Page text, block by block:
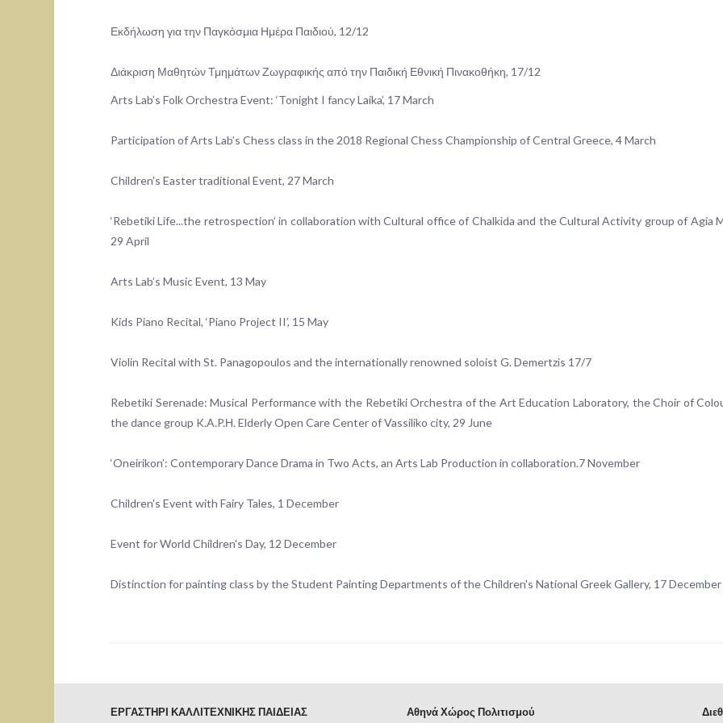
Εκδήλωση για την Παγκόσμια Ημέρα Παιδιού, 12/12
Διάκριση Μαθητών Τμημάτων Ζωγραφικής από την Παιδική Εθνική Πινακοθήκη, 17/12
Arts Lab’s Folk Orchestra Event: ‘Tonight I fancy Laika’, 17 March
Participation of Arts Lab’s Chess class in the 2018 Regional Chess Championship of Central Greece, 4 March
Children's Easter traditional Event, 27 March
‘Rebetiki Life...the retrospection’ in collaboration with Cultural office of Chalkida and the Cultural Activity group of Agia
29 April
Arts Lab’s Music Event, 13 May
Kids Piano Recital, ‘Piano Project II’, 15 May
Violin Recital with St. Panagopoulos and the internationally renowned soloist G. Demertzis 17/7
Rebetiki Serenade: Musical Performance with the Rebetiki Orchestra of the Art Education Laboratory, the Choir of
the dance group K.A.P.Η. Elderly Open Care Center of Vassiliko city, 29 June
‘Oneirikon’: Contemporary Dance Drama in Two Acts, an Arts Lab Production in collaboration.7 November
Children's Event with Fairy Tales, 1 December
Event for World Children's Day, 12 December
Distinction for painting class by the Student Painting Departments of the Children's National Greek Gallery, 17 December
ΕΡΓΑΣΤΗΡΙ ΚΑΛΛΙΤΕΧΝΙΚΗΣ ΠΑΙΔΕΙΑΣ
Αθηνά Χώρος Πολιτισμού